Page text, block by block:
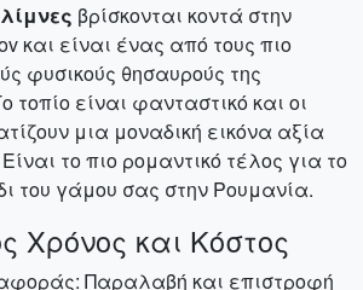
βρίσκονται κοντά στην
και είναι ένας από τους πιο
φυσικούς θησαυρούς της
τοπίο είναι φανταστικό και οι
μια μοναδική εικόνα αξία
το πιο ρομαντικό τέλος για το
του γάμου σας στην Ρουμανία.
Χρόνος και Κόστος
Παραλαβή και επιστροφή